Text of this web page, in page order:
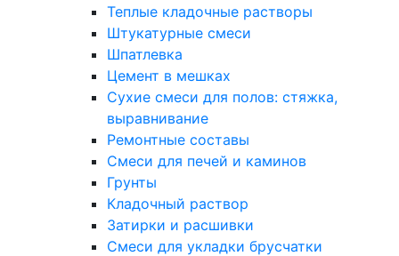
Теплые кладочные растворы
Штукатурные смеси
Шпатлевка
Цемент в мешках
Сухие смеси для полов: стяжка,
выравнивание
Ремонтные составы
Смеси для печей и каминов
Грунты
Кладочный раствор
Затирки и расшивки
Смеси для укладки брусчатки